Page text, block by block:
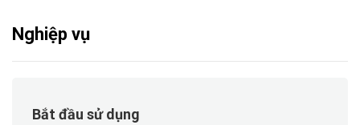
Nghiệp vụ
Bắt đầu sử dụng